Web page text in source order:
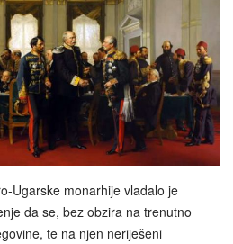
Ugarske monarhije vladalo je
da se, bez obzira na trenutno
te na njen neriješeni